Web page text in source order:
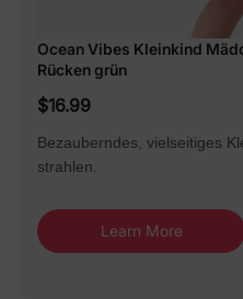
Ocean Vibes Kleinkind
Rücken grün
$16.99
Bezauberndes, vielseitiges
strahlen.
Learn More